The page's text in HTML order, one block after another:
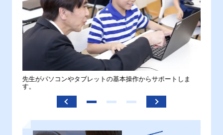
先生がパソコンやタブレットの基本操作からサポートしま
す。